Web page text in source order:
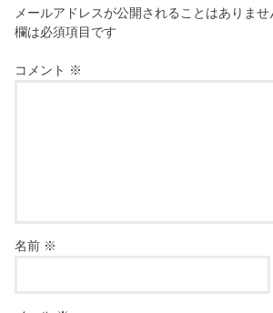
メールアドレスが公開されることはありませ
欄は必須項目です
コメント ※
名前 ※